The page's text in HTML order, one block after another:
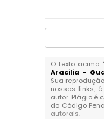
O texto acima "
Aracilia -
Sua
nossos links,
autor. Plágio é
do Código
autorais.